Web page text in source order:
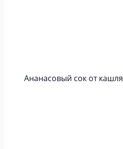
Ананасовый сок от кашля